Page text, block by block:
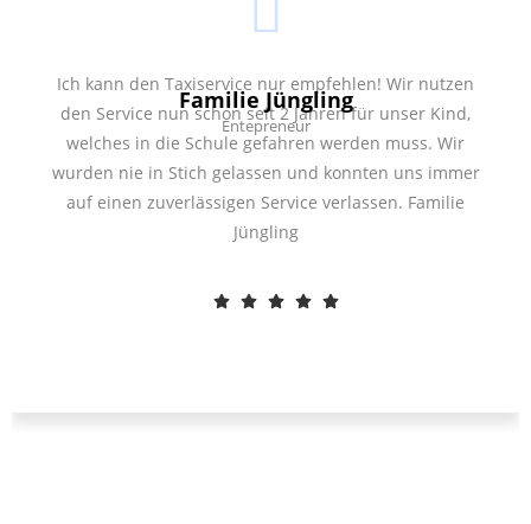
Familie Jüngling
Entepreneur
Ich kann den Taxiservice nur empfehlen! Wir nutzen
den Service nun schon seit 2 Jahren für unser Kind,
welches in die Schule gefahren werden muss. Wir
wurden nie in Stich gelassen und konnten uns immer
auf einen zuverlässigen Service verlassen. Familie
Jüngling